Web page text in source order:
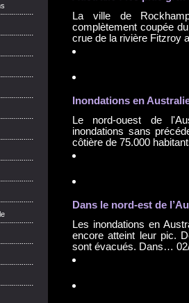
La ville de
complètement coupée
crue de la rivière Fitzroy
Inondations en
Le nord-ouest de
inondations sans
côtière de 75.000
Dans le nord-est de
Les inondations en
encore atteint leur pic.
sont évacués. Dans…